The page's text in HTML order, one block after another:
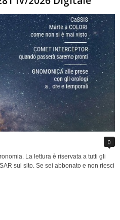
0
La lettura è riservata a tutti gli
sul sito. Se sei abbonato e non riesci